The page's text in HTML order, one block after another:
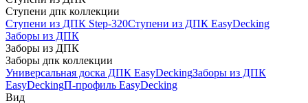
Ступени дпк коллекции
Ступени из ДПК Step-320Ступени из ДПК EasyDecking
Заборы из ДПК
Заборы из ДПК
Заборы дпк коллекции
Универсальная доска ДПК EasyDeckingЗаборы из ДПК
EasyDeckingП-профиль EasyDecking
Вид